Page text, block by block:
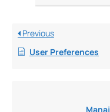
Previous
User Preferences